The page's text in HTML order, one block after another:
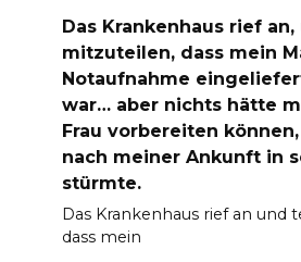
Das Krankenhaus rief
mitzuteilen, dass mein
Notaufnahme
war… aber nichts hätte
Frau vorbereiten
nach meiner Ankunft in
stürmte.
Das Krankenhaus rief an und
dass mein